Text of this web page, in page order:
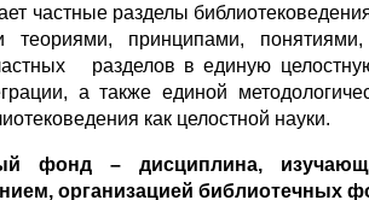
частные разделы
теориями, принципами,
разделов в единую
а также единой
как целостной науки.
фонд – дисциплина,
организацией библиотечных